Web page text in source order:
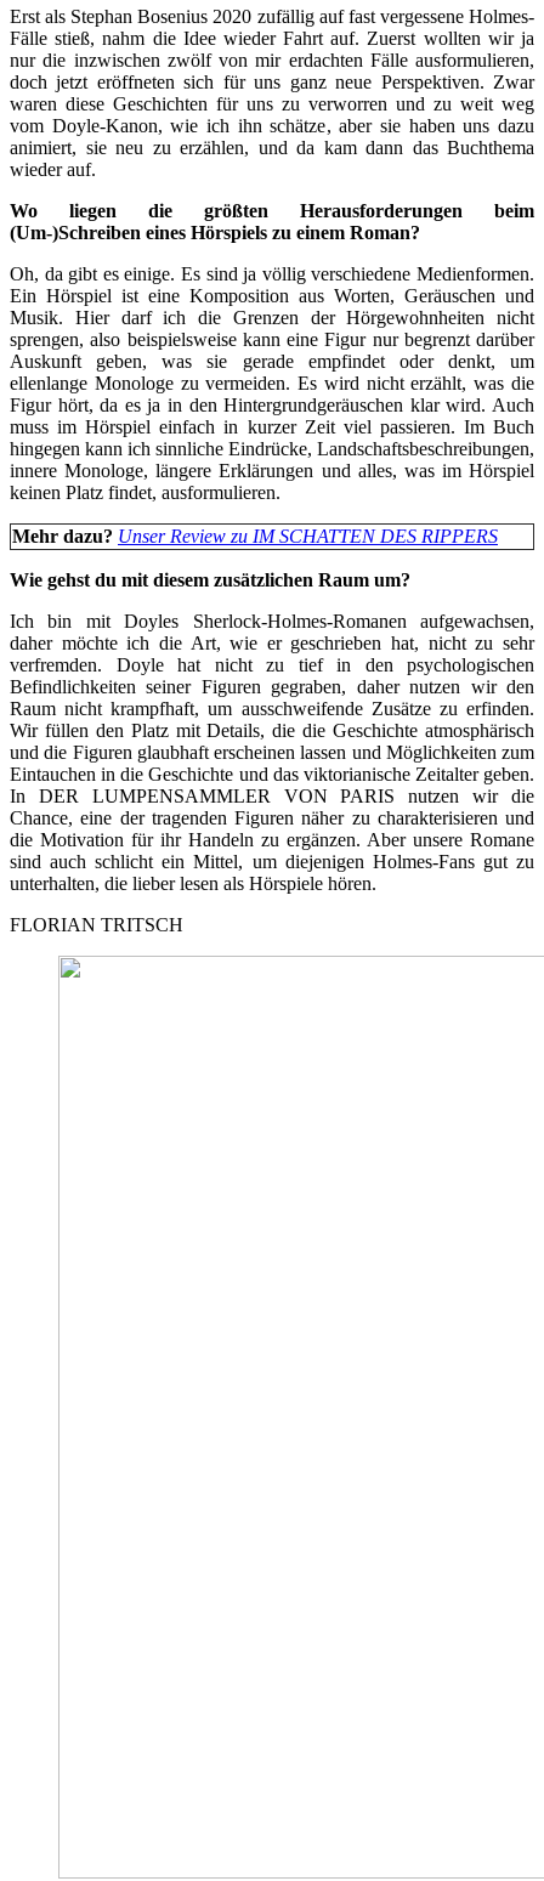
Erst als Stephan Bosenius 2020 zufällig auf fast vergessene Holmes-
Fälle stieß, nahm die Idee wieder Fahrt auf. Zuerst wollten wir ja
nur die inzwischen zwölf von mir erdachten Fälle ausformulieren,
doch jetzt eröffneten sich für uns ganz neue Perspektiven. Zwar
waren diese Geschichten für uns zu verworren und zu weit weg
vom Doyle-Kanon, wie ich ihn schätze, aber sie haben uns dazu
animiert, sie neu zu erzählen, und da kam dann das Buchthema
wieder auf.
Wo liegen die größten Herausforderungen beim
(Um-)Schreiben eines Hörspiels zu einem Roman?
Oh, da gibt es einige. Es sind ja völlig verschiedene Medienformen.
Ein Hörspiel ist eine Komposition aus Worten, Geräuschen und
Musik. Hier darf ich die Grenzen der Hörgewohnheiten nicht
sprengen, also beispielsweise kann eine Figur nur begrenzt darüber
Auskunft geben, was sie gerade empfindet oder denkt, um
ellenlange Monologe zu vermeiden. Es wird nicht erzählt, was die
Figur hört, da es ja in den Hintergrundgeräuschen klar wird. Auch
muss im Hörspiel einfach in kurzer Zeit viel passieren. Im Buch
hingegen kann ich sinnliche Eindrücke, Landschaftsbeschreibungen,
innere Monologe, längere Erklärungen und alles, was im Hörspiel
keinen Platz findet, ausformulieren.
Mehr dazu? Unser Review zu IM SCHATTEN DES RIPPERS
Wie gehst du mit diesem zusätzlichen Raum um?
Ich bin mit Doyles Sherlock-Holmes-Romanen aufgewachsen,
daher möchte ich die Art, wie er geschrieben hat, nicht zu sehr
verfremden. Doyle hat nicht zu tief in den psychologischen
Befindlichkeiten seiner Figuren gegraben, daher nutzen wir den
Raum nicht krampfhaft, um ausschweifende Zusätze zu erfinden.
Wir füllen den Platz mit Details, die die Geschichte atmosphärisch
und die Figuren glaubhaft erscheinen lassen und Möglichkeiten zum
Eintauchen in die Geschichte und das viktorianische Zeitalter geben.
In DER LUMPENSAMMLER VON PARIS nutzen wir die
Chance, eine der tragenden Figuren näher zu charakterisieren und
die Motivation für ihr Handeln zu ergänzen. Aber unsere Romane
sind auch schlicht ein Mittel, um diejenigen Holmes-Fans gut zu
unterhalten, die lieber lesen als Hörspiele hören.
FLORIAN TRITSCH